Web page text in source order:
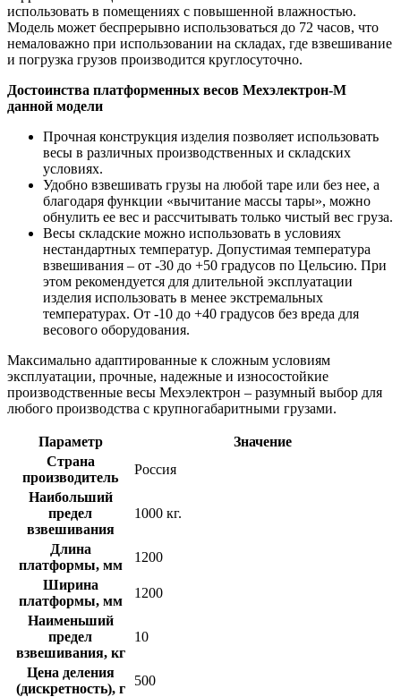
использовать в помещениях с повышенной влажностью.
Модель может беспрерывно использоваться до 72 часов, что
немаловажно при использовании на складах, где взвешивание
и погрузка грузов производится круглосуточно.
Достоинства платформенных весов Мехэлектрон-М
данной модели
Прочная конструкция изделия позволяет использовать
весы в различных производственных и складских
условиях.
Удобно взвешивать грузы на любой таре или без нее, а
благодаря функции «вычитание массы тары», можно
обнулить ее вес и рассчитывать только чистый вес груза.
Весы складские можно использовать в условиях
нестандартных температур. Допустимая температура
взвешивания – от -30 до +50 градусов по Цельсию. При
этом рекомендуется для длительной эксплуатации
изделия использовать в менее экстремальных
температурах. От -10 до +40 градусов без вреда для
весового оборудования.
Максимально адаптированные к сложным условиям
эксплуатации, прочные, надежные и износостойкие
производственные весы Мехэлектрон – разумный выбор для
любого производства с крупногабаритными грузами.
Параметр
Значение
Страна
производитель
Россия
Наибольший
предел
взвешивания
1000 кг.
Длина
платформы, мм
1200
Ширина
платформы, мм
1200
Наименьший
предел
взвешивания, кг
10
Цена деления
(дискретность), г
500